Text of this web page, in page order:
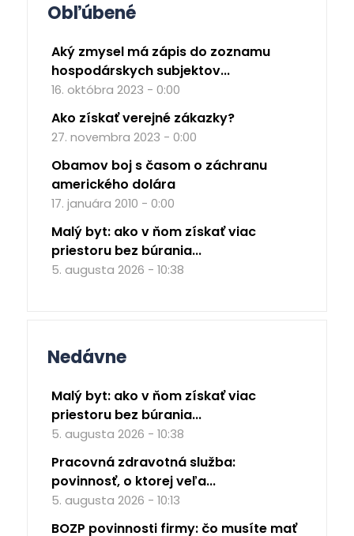
Obľúbené
Aký zmysel má zápis do zoznamu
hospodárskych subjektov...
16. októbra 2023 - 0:00
Ako získať verejné zákazky?
27. novembra 2023 - 0:00
Obamov boj s časom o záchranu
amerického dolára
17. januára 2010 - 0:00
Malý byt: ako v ňom získať viac
priestoru bez búrania...
5. augusta 2026 - 10:38
Nedávne
Malý byt: ako v ňom získať viac
priestoru bez búrania...
5. augusta 2026 - 10:38
Pracovná zdravotná služba:
povinnosť, o ktorej veľa...
5. augusta 2026 - 10:13
BOZP povinnosti firmy: čo musíte mať